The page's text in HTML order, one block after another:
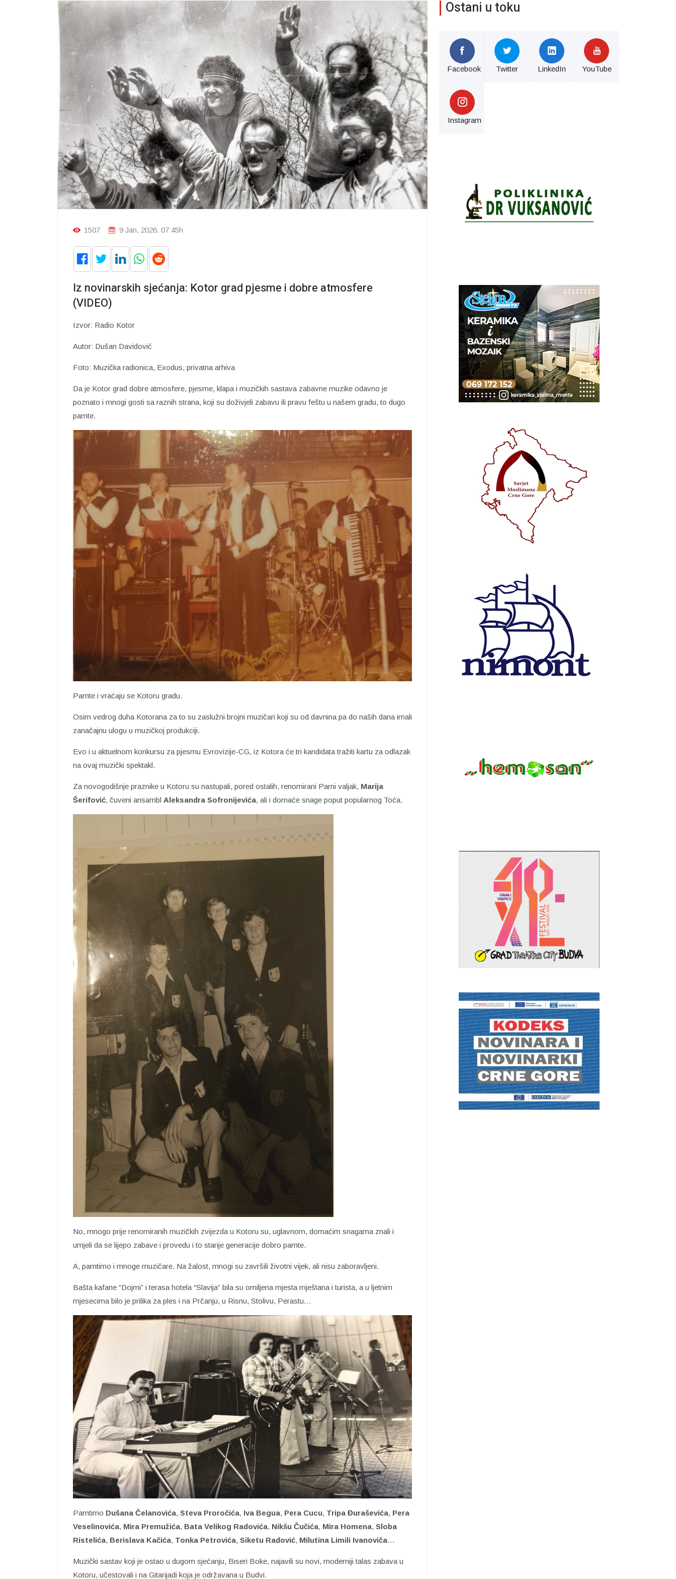
1507 9 Jan, 2026. 07:45h
Iz novinarskih sjećanja: Kotor grad pjesme i dobre atmosfere
(VIDEO)
Izvor: Radio Kotor
Autor: Dušan Davidović
Foto: Muzička radionica, Exodus, privatna arhiva
Da je Kotor grad dobre atmosfere, pjesme, klapa i muzičkih sastava zabavne muzike odavno je
poznato i mnogi gosti sa raznih strana, koji su doživjeli zabavu ili pravu feštu u našem gradu, to dugo
pamte.
Pamte i vraćaju se Kotoru gradu.
Osim vedrog duha Kotorana za to su zaslužni brojni muzičari koji su od davnina pa do naših dana imali
zanačajnu ulogu u muzičkoj produkciji.
Evo i u aktuelnom konkursu za pjesmu Evrovizije-CG, iz Kotora će tri kandidata tražiti kartu za odlazak
na ovaj muzički spektakl.
Za novogodišnje praznike u Kotoru su nastupali, pored ostalih, renomirani Parni valjak, Marija
Šerifović, čuveni ansambl Aleksandra Sofronijevića, ali i domaće snage poput popularnog Toća.
No, mnogo prije renomiranih muzičkih zvijezda u Kotoru su, uglavnom, domaćim snagama znali i
umjeli da se lijepo zabave i provedu i to starije generacije dobro pamte.
A, pamtimo i mnoge muzičare. Na žalost, mnogi su završili životni vijek, ali nisu zaboravljeni.
Bašta kafane “Dojmi” i terasa hotela “Slavija” bila su omiljena mjesta mještana i turista, a u ljetnim
mjesecima bilo je prilika za ples i na Prčanju, u Risnu, Stolivu, Perastu…
Pamtimo Dušana Čelanovića, Steva Proročića, Iva Begua, Pera Cucu, Tripa Đuraševića, Pera
Veselinovića, Mira Premužića, Bata Velikog Radovića, Nikšu Čučića, Mira Homena, Sloba
Ristelića, Berislava Kačića, Tonka Petrovića, Siketu Radović, Milutina Limili Ivanoviča…
Muzički sastav koji je ostao u dugom sjećanju, Biseri Boke, najavili su novi, moderniji talas zabava u
Kotoru, učestovali i na Gitarijadi koja je održavana u Budvi.
Ostani u toku
Facebook Twitter LinkedIn YouTube
Instagram